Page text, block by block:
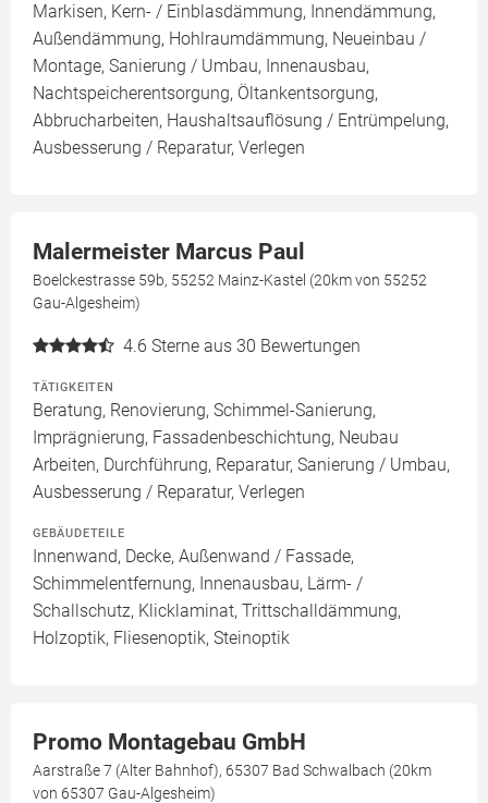
Markisen, Kern- / Einblasdämmung, Innendämmung,
Außendämmung, Hohlraumdämmung, Neueinbau /
Montage, Sanierung / Umbau, Innenausbau,
Nachtspeicherentsorgung, Öltankentsorgung,
Abbrucharbeiten, Haushaltsauflösung / Entrümpelung,
Ausbesserung / Reparatur, Verlegen
Malermeister Marcus Paul
Boelckestrasse 59b, 55252 Mainz-Kastel (20km von 55252
Gau-Algesheim)
4.6 Sterne aus 30 Bewertungen
TÄTIGKEITEN
Beratung, Renovierung, Schimmel-Sanierung,
Imprägnierung, Fassadenbeschichtung, Neubau
Arbeiten, Durchführung, Reparatur, Sanierung / Umbau,
Ausbesserung / Reparatur, Verlegen
GEBÄUDETEILE
Innenwand, Decke, Außenwand / Fassade,
Schimmelentfernung, Innenausbau, Lärm- /
Schallschutz, Klicklaminat, Trittschalldämmung,
Holzoptik, Fliesenoptik, Steinoptik
Promo Montagebau GmbH
Aarstraße 7 (Alter Bahnhof), 65307 Bad Schwalbach (20km
von 65307 Gau-Algesheim)